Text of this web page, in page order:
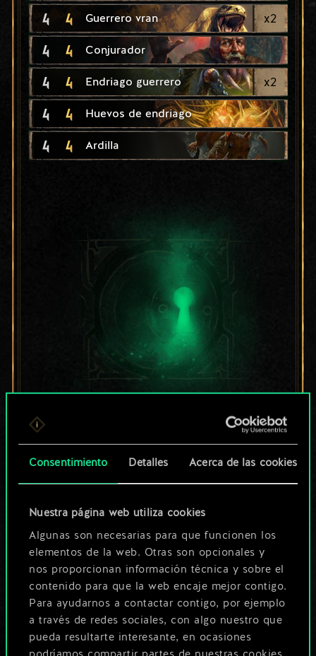
Consentimiento Detalles Acerca de las cookies
Nuestra página web utiliza cookies
Algunas son necesarias para que funcionen los
elementos de la web. Otras son opcionales y
nos proporcionan información técnica y sobre el
contenido para que la web encaje mejor contigo.
Para ayudarnos a contactar contigo, por ejemplo
a través de redes sociales, con algo nuestro que
pueda resultarte interesante, en ocasiones
4 4 Guerrero vran x2
4 4 Conjurador
4 4 Endriago guerrero x2
4 4 Huevos de endriago
4 4 Ardilla
Por ahora, solo es
un conjunto de
cartas compartido.
¡Pero puede llegar a
ser mucho más!
Poner nombre a esta baraja y crear
una guía